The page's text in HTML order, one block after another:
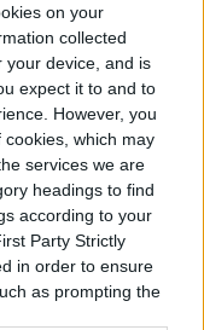
on your
collected
your device, and is
expect it to and to
However, you
which may
services we are
headings to find
according to your
Party Strictly
in order to ensure
as prompting the
para
Contributor